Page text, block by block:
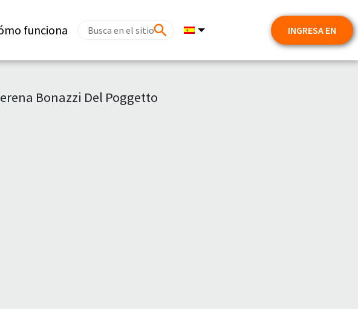
funciona INGRESA EN
Bonazzi Del Poggetto